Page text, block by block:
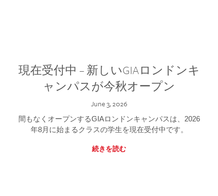
現在受付中 – 新しいGIAロンドンキ
ャンパスが今秋オープン
June 3, 2026
間もなくオープンするGIAロンドンキャンパスは、2026
年8月に始まるクラスの学生を現在受付中です。
続きを読む